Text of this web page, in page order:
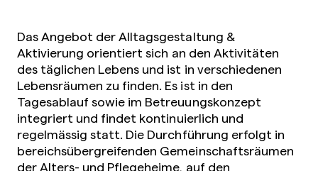
Das Angebot der Alltagsgestaltung &
Aktivierung orientiert sich an den Aktivitäten
des täglichen Lebens und ist in verschiedenen
Lebensräumen zu finden. Es ist in den
Tagesablauf sowie im Betreuungskonzept
integriert und findet kontinuierlich und
regelmässig statt. Die Durchführung erfolgt in
bereichsübergreifenden Gemeinschaftsräumen
der Alters- und Pflegeheime, auf den